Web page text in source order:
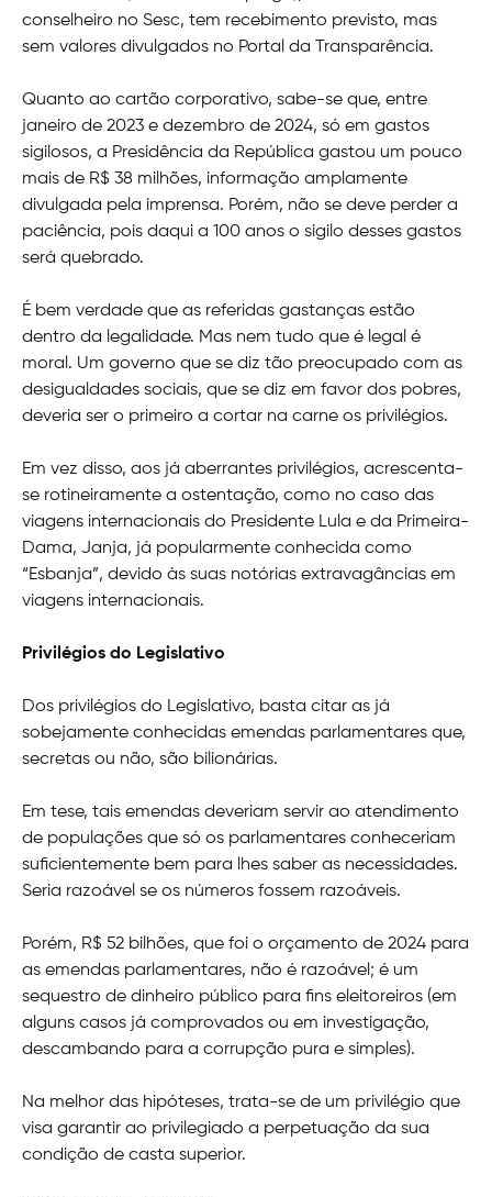
conselheiro no Sesc, tem recebimento previsto, mas
sem valores divulgados no Portal da Transparência.
Quanto ao cartão corporativo, sabe-se que, entre
janeiro de 2023 e dezembro de 2024, só em gastos
sigilosos, a Presidência da República gastou um pouco
mais de R$ 38 milhões, informação amplamente
divulgada pela imprensa. Porém, não se deve perder a
paciência, pois daqui a 100 anos o sigilo desses gastos
será quebrado.
É bem verdade que as referidas gastanças estão
dentro da legalidade. Mas nem tudo que é legal é
moral. Um governo que se diz tão preocupado com as
desigualdades sociais, que se diz em favor dos pobres,
deveria ser o primeiro a cortar na carne os privilégios.
Em vez disso, aos já aberrantes privilégios, acrescenta-
se rotineiramente a ostentação, como no caso das
viagens internacionais do Presidente Lula e da Primeira-
Dama, Janja, já popularmente conhecida como
“Esbanja”, devido às suas notórias extravagâncias em
viagens internacionais.
Privilégios do Legislativo
Dos privilégios do Legislativo, basta citar as já
sobejamente conhecidas emendas parlamentares que,
secretas ou não, são bilionárias.
Em tese, tais emendas deveriam servir ao atendimento
de populações que só os parlamentares conheceriam
suficientemente bem para lhes saber as necessidades.
Seria razoável se os números fossem razoáveis.
Porém, R$ 52 bilhões, que foi o orçamento de 2024 para
as emendas parlamentares, não é razoável; é um
sequestro de dinheiro público para fins eleitoreiros (em
alguns casos já comprovados ou em investigação,
descambando para a corrupção pura e simples).
Na melhor das hipóteses, trata-se de um privilégio que
visa garantir ao privilegiado a perpetuação da sua
condição de casta superior.